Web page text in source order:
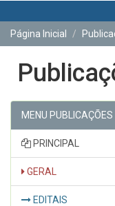
Página Inicial
MENU PUBLICAÇÕES
PRINCIPAL
GERAL
EDITAIS